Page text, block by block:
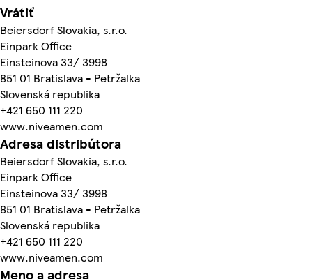
Vrátiť
Beiersdorf Slovakia, s.r.o.
Einpark Office
Einsteinova 33/ 3998
851 01 Bratislava - Petržalka
Slovenská republika
+421 650 111 220
www.niveamen.com
Adresa distribútora
Beiersdorf Slovakia, s.r.o.
Einpark Office
Einsteinova 33/ 3998
851 01 Bratislava - Petržalka
Slovenská republika
+421 650 111 220
www.niveamen.com
Meno a adresa